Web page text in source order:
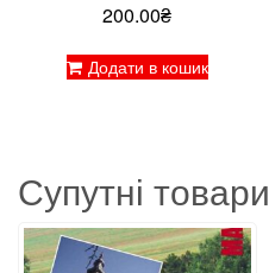
200.00₴
Додати в кошик
Супутні товари